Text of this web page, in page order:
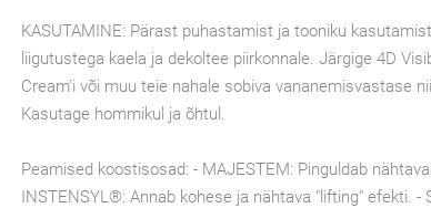
KASUTAMINE: Pärast puhastamist ja tooniku
liigutustega kaela ja dekoltee piirkonnale. Järgige 4D
Cream'i või muu teie nahale sobiva vananemisvastase
Kasutage hommikul ja õhtul.
Peamised koostisosad: - MAJESTEM: Pinguldab
INSTENSYL®: Annab kohese ja nähtava "lifting" efekti. -